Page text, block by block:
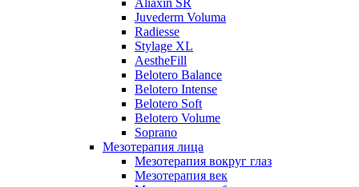
Aliaxin SR
Juvederm Voluma
Radiesse
Stylage XL
AestheFill
Belotero Balance
Belotero Intense
Belotero Soft
Belotero Volume
Soprano
Мезотерапия лица
Мезотерапия вокруг глаз
Мезотерапия век